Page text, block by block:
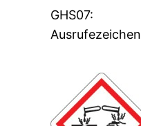
GHS07:
Ausrufezeichen